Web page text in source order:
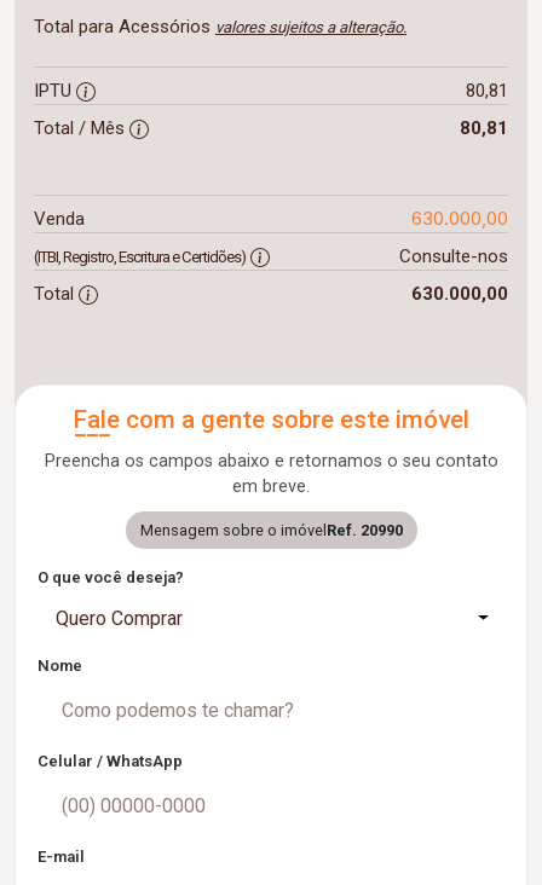
Total para Acessórios valores sujeitos a alteração.
IPTU
80,81
Total / Mês
80,81
Venda 630.000,00
(ITBI, Registro, Escritura e Certidões)
Consulte-nos
Total
630.000,00
Fale com a gente sobre este imóvel
Preencha os campos abaixo e retornamos o seu contato
em breve.
Mensagem sobre o imóvelRef. 20990
O que você deseja?
Quero Comprar
Nome
Celular / WhatsApp
E-mail